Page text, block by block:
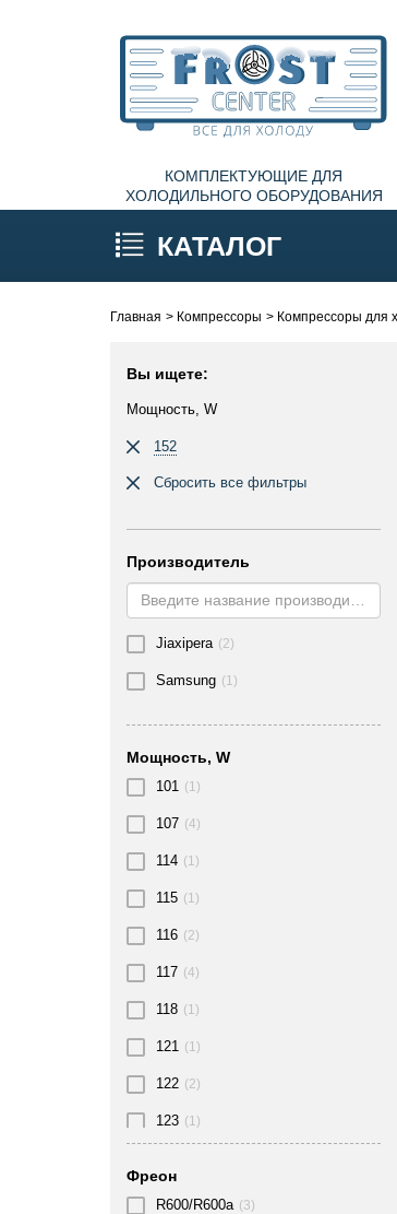
КОМПЛЕКТУЮЩИЕ ДЛЯ
ХОЛОДИЛЬНОГО ОБОРУДОВАНИЯ
КАТАЛОГ
Главная Компрессоры Компрессоры для
Вы ищете:
Мощность, W
152
Сбросить все фильтры
Производитель
Jiaxipera (2)
Samsung (1)
Мощность, W
101 (1)
107 (4)
114 (1)
115 (1)
116 (2)
117 (4)
118 (1)
121 (1)
122 (2)
123 (1)
Фреон
R600/R600a (3)